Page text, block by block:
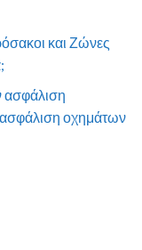
και Ζώνες
ασφάλιση
οχημάτων